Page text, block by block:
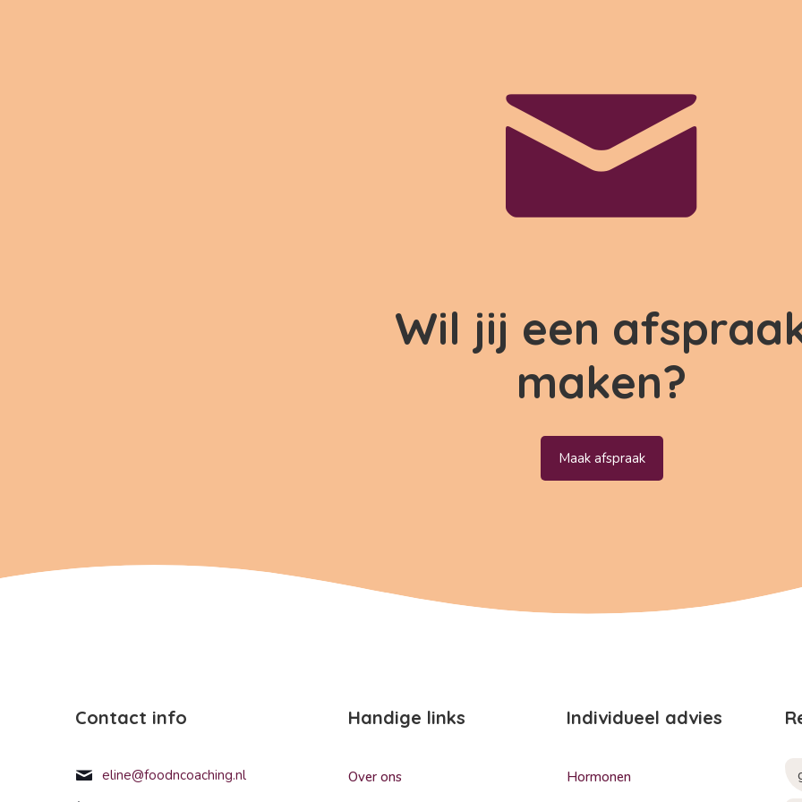
Wil jij een
maken?
Maak afspraak
Contact info
eline@foodncoaching.nl
Handige links
Over ons
Individueel advies
Hormonen